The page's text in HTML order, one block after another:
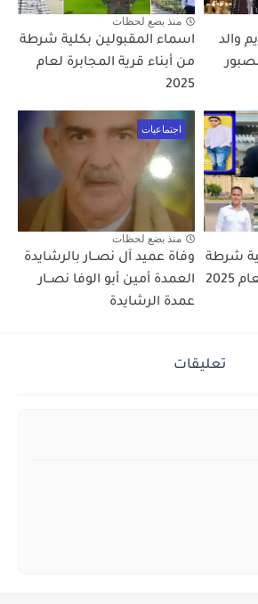
والد
منذ بضع لحظات
اسماء المقبولين بكلية شرطة
من أبناء قرية المجابرة لعام
2025
شرطة
اجتماعيات
منذ بضع لحظات
وفاة عميد آل نصــار بالرشايدة
العمدة أمين أبو الوفا نصــار
عمدة الرشايدة
تعليقات